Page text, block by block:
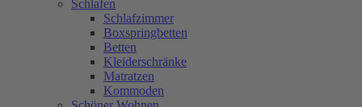
Schlafen
Schlafzimmer
Boxspringbetten
Betten
Kleiderschränke
Matratzen
Kommoden